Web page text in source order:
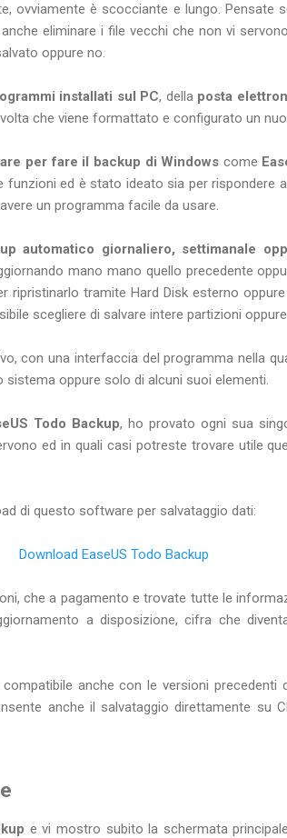
ovviamente è scocciante e lungo. Pensate
eliminare i file vecchi che non vi
oppure no.
installati sul PC, della posta
che viene formattato e configurato un
per fare il backup di Windows come
funzioni ed è stato ideato sia per rispondere
un programma facile da usare.
automatico giornaliero, settimanale
mano mano quello precedente
ripristinarlo tramite Hard Disk esterno
scegliere di salvare intere partizioni
con una interfaccia del programma nella
oppure solo di alcuni suoi elementi.
Todo Backup, ho provato ogni sua
ed in quali casi potreste trovare utile
di questo software per salvataggio dati:
Download EaseUS Todo Backup
che a pagamento e trovate tutte le
a disposizione, cifra che
anche con le versioni precedenti
anche il salvataggio direttamente su
e vi mostro subito la schermata